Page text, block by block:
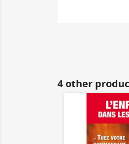
4 other